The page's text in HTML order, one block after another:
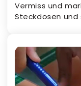
Vermiss und
Steckdosen